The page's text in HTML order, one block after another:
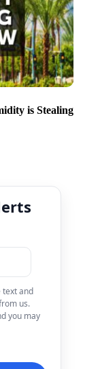
is Stealing
text and
us.
you may